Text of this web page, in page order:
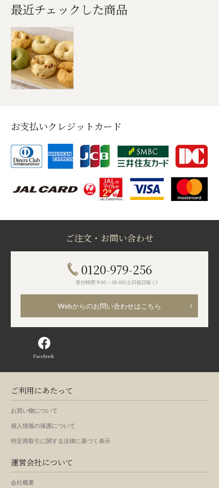
最近チェックした商品
お支払いクレジットカード
ご注文・お問い合わせ
0120-979-256
受付時間 9:00～18:00(土日祝日除く)
Webからのお問い合わせはこちら
Facebook
ご利用にあたって
お買い物について
個人情報の保護について
特定商取引に関する法律に基づく表示
運営会社について
会社概要